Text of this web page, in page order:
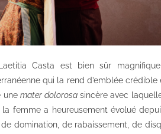
Laetitia Casta est bien sûr
qui la rend d’emblée crédible
unemater dolorosasincère avec
femme a heureusement évolué
domination, de rabaissement, de